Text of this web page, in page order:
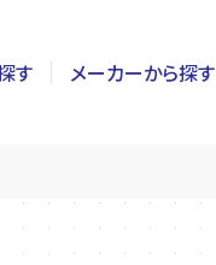
静岡
す メーカーから探す